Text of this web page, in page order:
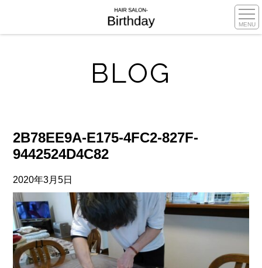
MENU
BLOG
2B78EE9A-E175-4FC2-827F-
9442524D4C82
2020年3月5日